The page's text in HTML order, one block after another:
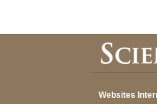
Websites